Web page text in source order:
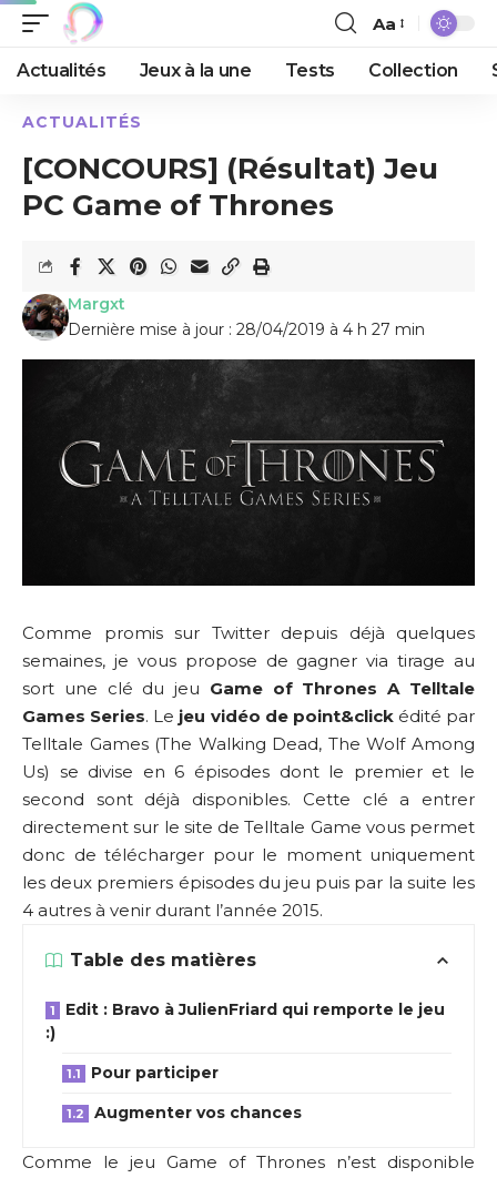
Aa
Actualités Jeux à la une Tests Collection
ACTUALITÉS
[CONCOURS] (Résultat) Jeu
PC Game of Thrones
Dernière mise à jour : 28/04/2019 à 4 h 27 min
Margxt
Comme promis sur Twitter depuis déjà quelques
semaines, je vous propose de gagner via tirage au
sort une clé du jeu Game of Thrones A Telltale
Games Series. Le jeu vidéo de point&clickédité par
Telltale Games (The Walking Dead, The Wolf Among
Us) se divise en 6 épisodes dont le premier et le
second sont déjà disponibles. Cette clé a entrer
directement sur le site de Telltale Game vous permet
donc de télécharger pour le moment uniquement
les deux premiers épisodes du jeu puis par la suite les
4 autres à venir durant l’année 2015.
Table des matières
Edit : Bravo à JulienFriard qui remporte le jeu
:)
Pour participer
Augmenter vos chances
Comme le jeu Game of Thrones n’est disponible